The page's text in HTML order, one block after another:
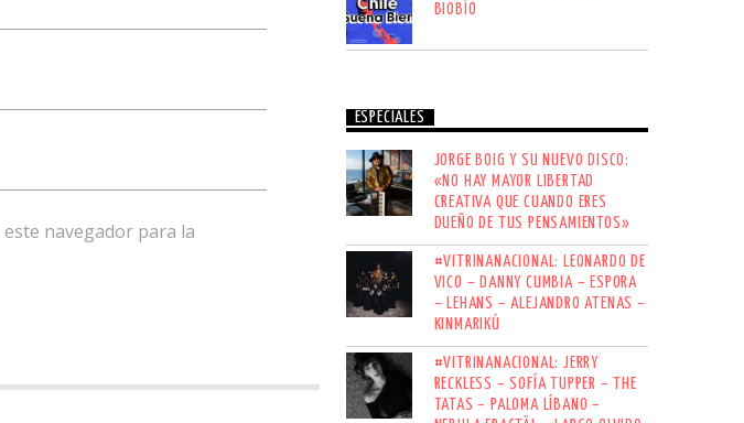
navegador para la
BIOBÍO
ESPECIALES
JORGE BOIG Y SU NUEVO DISCO:
«NO HAY MAYOR LIBERTAD
CREATIVA QUE CUANDO ERES
DUEÑO DE TUS PENSAMIENTOS»
#VITRINANACIONAL: LEONARDO DE
VICO – DANNY CUMBIA – ESPORA
– LEHANS – ALEJANDRO ATENAS –
KINMARIKÚ
#VITRINANACIONAL: JERRY
RECKLESS – SOFÍA TUPPER – THE
TATAS – PALOMA LÍBANO –